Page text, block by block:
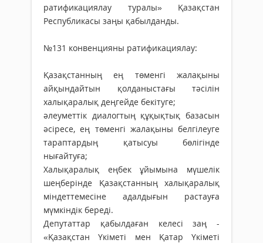
ратификациялау туралы» Қазақстан
Республикасы заңы қабылданды.
№131 конвенцияны ратификациялау:
Қазақстанның ең төменгі жалақыны
айқындайтын қолданыстағы тәсілін
халықаралық деңгейде бекітуге;
әлеуметтік диалогтың құқықтық базасын
әсіресе, ең төменгі жалақыны белгілеуге
тараптардың қатысуы бөлігінде
нығайтуға;
Халықаралық еңбек ұйымына мүшелік
шеңберінде Қазақстанның халықаралық
міндеттемесіне адалдығын растауға
мүмкіндік береді.
Депутаттар қабылдаған келесі заң -
«Қазақстан Үкіметі мен Қатар Үкіметі